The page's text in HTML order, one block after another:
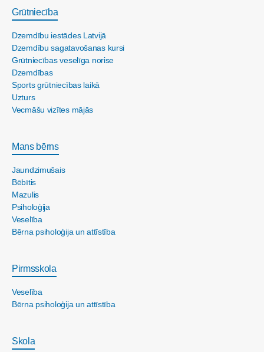
Grūtniecība
Dzemdību iestādes Latvijā
Dzemdību sagatavošanas kursi
Grūtniecības veselīga norise
Dzemdības
Sports grūtniecības laikā
Uzturs
Vecmāšu vizītes mājās
Mans bērns
Jaundzimušais
Bēbītis
Mazulis
Psiholoģija
Veselība
Bērna psiholoģija un attīstība
Pirmsskola
Veselība
Bērna psiholoģija un attīstība
Skola